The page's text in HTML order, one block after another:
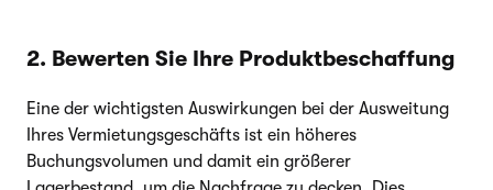
2. Bewerten Sie Ihre Produktbeschaffung
Eine der wichtigsten Auswirkungen bei der Ausweitung
Ihres Vermietungsgeschäfts ist ein höheres
Buchungsvolumen und damit ein größerer